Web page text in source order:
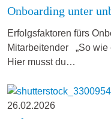
Onboarding unter
Erfolgsfaktoren fürs
Mitarbeitender „So wie
Hier musst du…
26.02.2026